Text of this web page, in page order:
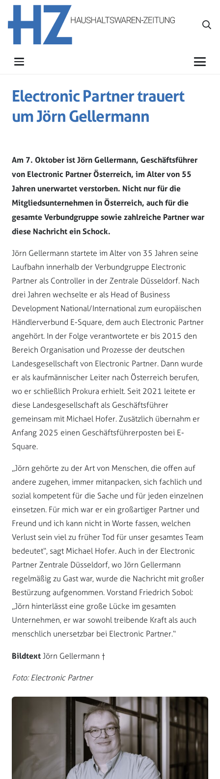
Electronic Partner trauert
um Jörn Gellermann
Am 7. Oktober ist Jörn Gellermann, Geschäftsführer
von Electronic Partner Österreich, im Alter von 55
Jahren unerwartet verstorben. Nicht nur für die
Mitgliedsunternehmen in Österreich, auch für die
gesamte Verbundgruppe sowie zahlreiche Partner war
diese Nachricht ein Schock.
Jörn Gellermann startete im Alter von 35 Jahren seine
Laufbahn innerhalb der Verbundgruppe Electronic
Partner als Controller in der Zentrale Düsseldorf. Nach
drei Jahren wechselte er als Head of Business
Development National/International zum europäischen
Händlerverbund E-Square, dem auch Electronic Partner
angehört. In der Folge verantwortete er bis 2015 den
Bereich Organisation und Prozesse der deutschen
Landesgesellschaft von Electronic Partner. Dann wurde
er als kaufmännischer Leiter nach Österreich berufen,
wo er schließlich Prokura erhielt. Seit 2021 leitete er
diese Landesgesellschaft als Geschäftsführer
gemeinsam mit Michael Hofer. Zusätzlich übernahm er
Anfang 2025 einen Geschäftsführerposten bei E-
Square.
„Jörn gehörte zu der Art von Menschen, die offen auf
andere zugehen, immer mitanpacken, sich fachlich und
sozial kompetent für die Sache und für jeden einzelnen
einsetzen. Für mich war er ein großartiger Partner und
Freund und ich kann nicht in Worte fassen, welchen
Verlust sein viel zu früher Tod für unser gesamtes Team
bedeutet“, sagt Michael Hofer. Auch in der Electronic
Partner Zentrale Düsseldorf, wo Jörn Gellermann
regelmäßig zu Gast war, wurde die Nachricht mit großer
Bestürzung aufgenommen. Vorstand Friedrich Sobol:
„Jörn hinterlässt eine große Lücke im gesamten
Unternehmen, er war sowohl treibende Kraft als auch
menschlich unersetzbar bei Electronic Partner.“
Bildtext Jörn Gellermann †
Foto: Electronic Partner